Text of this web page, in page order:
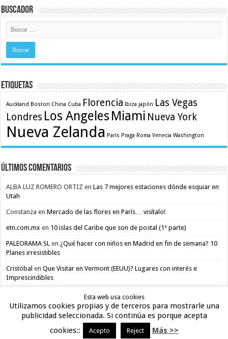
Buscador
Etiquetas
Auckland Boston China Cuba Florencia Ibiza japón Las Vegas
Londres Los Angeles Miami Nueva York
Nueva Zelanda París Praga Roma Venecia Washington
Últimos comentarios
ALBA LUZ ROMERO ORTIZ enLas 7 mejores estaciones dónde esquiar en
Utah
Constanza enMercado de las flores en París… visítalo!
etn.com.mx en 10 islas del Caribe que son de postal (1ª parte)
PALEORAMA SL en ¿Qué hacer con niños en Madrid en fin de semana? 10
Planes irresistibles
Cristóbal enQue Visitar en Vermont (EEUU)? Lugares con interés e
Imprescindibles
Cookies
Esta web usa cookies
Utilizamos cookies propias y de terceros para mostrarle una
publicidad seleccionada. Si continúa es porque acepta
cookies::
Acepto Reject Más >>